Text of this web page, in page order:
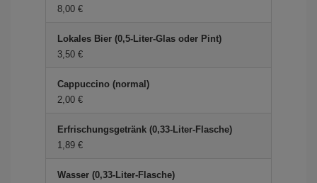
8,00 €
Lokales Bier (0,5-Liter-Glas oder Pint)
3,50 €
Cappuccino (normal)
2,00 €
Erfrischungsgetränk (0,33-Liter-Flasche)
1,89 €
Wasser (0,33-Liter-Flasche)